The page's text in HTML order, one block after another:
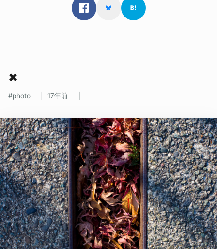
✖
photo 17年前